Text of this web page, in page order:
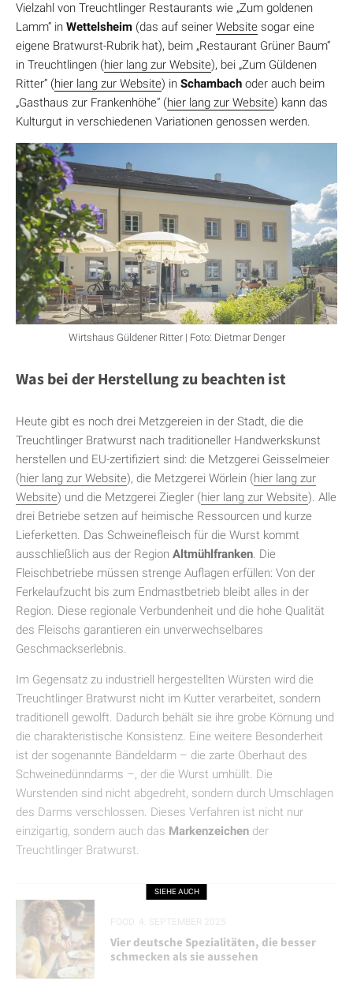
Vielzahl von Treuchtlinger Restaurants wie „Zum goldenen
Lamm“ in Wettelsheim (das auf seiner Website sogar eine
eigene Bratwurst-Rubrik hat), beim „Restaurant Grüner Baum“
in Treuchtlingen (hier lang zur Website), bei „Zum Güldenen
Ritter“ (hier lang zur Website) in Schambach oder auch beim
„Gasthaus zur Frankenhöhe“ (hier lang zur Website) kann das
Kulturgut in verschiedenen Variationen genossen werden.
Wirtshaus Güldener Ritter | Foto: Dietmar Denger
Was bei der Herstellung zu beachten ist
Heute gibt es noch drei Metzgereien in der Stadt, die die
Treuchtlinger Bratwurst nach traditioneller Handwerkskunst
herstellen und EU-zertifiziert sind: die Metzgerei Geisselmeier
(hier lang zur Website), die Metzgerei Wörlein (hier lang zur
Website) und die Metzgerei Ziegler (hier lang zur Website). Alle
drei Betriebe setzen auf heimische Ressourcen und kurze
Lieferketten. Das Schweinefleisch für die Wurst kommt
ausschließlich aus der Region Altmühlfranken. Die
Fleischbetriebe müssen strenge Auflagen erfüllen: Von der
Ferkelaufzucht bis zum Endmastbetrieb bleibt alles in der
Region. Diese regionale Verbundenheit und die hohe Qualität
des Fleischs garantieren ein unverwechselbares
Geschmackserlebnis.
Im Gegensatz zu industriell hergestellten Würsten wird die
Treuchtlinger Bratwurst nicht im Kutter verarbeitet, sondern
traditionell gewolft. Dadurch behält sie ihre grobe Körnung und
die charakteristische Konsistenz. Eine weitere Besonderheit
ist der sogenannte Bändeldarm – die zarte Oberhaut des
Schweinedünndarms –, der die Wurst umhüllt. Die
Wurstenden sind nicht abgedreht, sondern durch Umschlagen
des Darms verschlossen. Dieses Verfahren ist nicht nur
einzigartig, sondern auch das Markenzeichen der
Treuchtlinger Bratwurst.
SIEHE AUCH
Vier deutsche Spezialitäten, die besser
schmecken als sie aussehen